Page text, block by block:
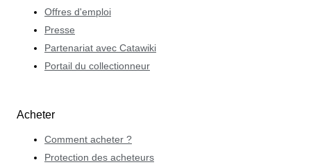
Offres d'emploi
Presse
Partenariat avec Catawiki
Portail du collectionneur
Acheter
Comment acheter ?
Protection des acheteurs